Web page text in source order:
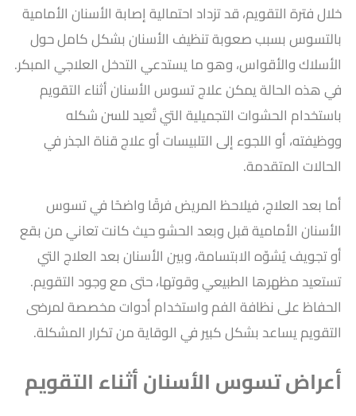
خلال فترة التقويم، قد تزداد احتمالية إصابة الأسنان الأمامية
بالتسوس بسبب صعوبة تنظيف الأسنان بشكل كامل حول
الأسلاك والأقواس، وهو ما يستدعي التدخل العلاجي المبكر.
في هذه الحالة يمكن علاج تسوس الأسنان أثناء التقويم
باستخدام الحشوات التجميلية التي تُعيد للسن شكله
ووظيفته، أو اللجوء إلى التلبيسات أو علاج قناة الجذر في
الحالات المتقدمة.
أما بعد العلاج، فيلاحظ المريض فرقًا واضحًا في تسوس
الأسنان الأمامية قبل وبعد الحشو حيث كانت تعاني من بقع
أو تجويف يُشوّه الابتسامة، وبين الأسنان بعد العلاج التي
تستعيد مظهرها الطبيعي وقوتها، حتى مع وجود التقويم.
الحفاظ على نظافة الفم واستخدام أدوات مخصصة لمرضى
التقويم يساعد بشكل كبير في الوقاية من تكرار المشكلة.
أعراض تسوس الأسنان أثناء التقويم